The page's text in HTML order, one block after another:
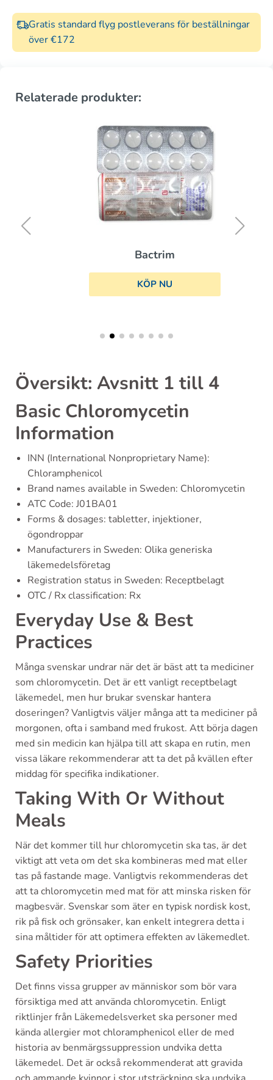
Gratis standard flyg postleverans för beställningar
över €172
Relaterade produkter:
Bactrim
KÖP NU
Översikt: Avsnitt 1 till 4
Basic Chloromycetin
Information
INN (International Nonproprietary Name):
Chloramphenicol
Brand names available in Sweden: Chloromycetin
ATC Code: J01BA01
Forms & dosages: tabletter, injektioner,
ögondroppar
Manufacturers in Sweden: Olika generiska
läkemedelsföretag
Registration status in Sweden: Receptbelagt
OTC / Rx classification: Rx
Everyday Use & Best
Practices
Många svenskar undrar när det är bäst att ta mediciner
som chloromycetin. Det är ett vanligt receptbelagt
läkemedel, men hur brukar svenskar hantera
doseringen? Vanligtvis väljer många att ta mediciner på
morgonen, ofta i samband med frukost. Att börja dagen
med sin medicin kan hjälpa till att skapa en rutin, men
vissa läkare rekommenderar att ta det på kvällen efter
middag för specifika indikationer.
Taking With Or Without
Meals
När det kommer till hur chloromycetin ska tas, är det
viktigt att veta om det ska kombineras med mat eller
tas på fastande mage. Vanligtvis rekommenderas det
att ta chloromycetin med mat för att minska risken för
magbesvär. Svenskar som äter en typisk nordisk kost,
rik på fisk och grönsaker, kan enkelt integrera detta i
sina måltider för att optimera effekten av läkemedlet.
Safety Priorities
Det finns vissa grupper av människor som bör vara
försiktiga med att använda chloromycetin. Enligt
riktlinjer från Läkemedelsverket ska personer med
kända allergier mot chloramphenicol eller de med
historia av benmärgssuppression undvika detta
läkemedel. Det är också rekommenderat att gravida